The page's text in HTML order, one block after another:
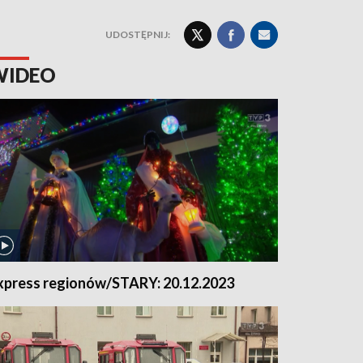
UDOSTĘPNIJ:
regionów/STARY: 20.12.2023